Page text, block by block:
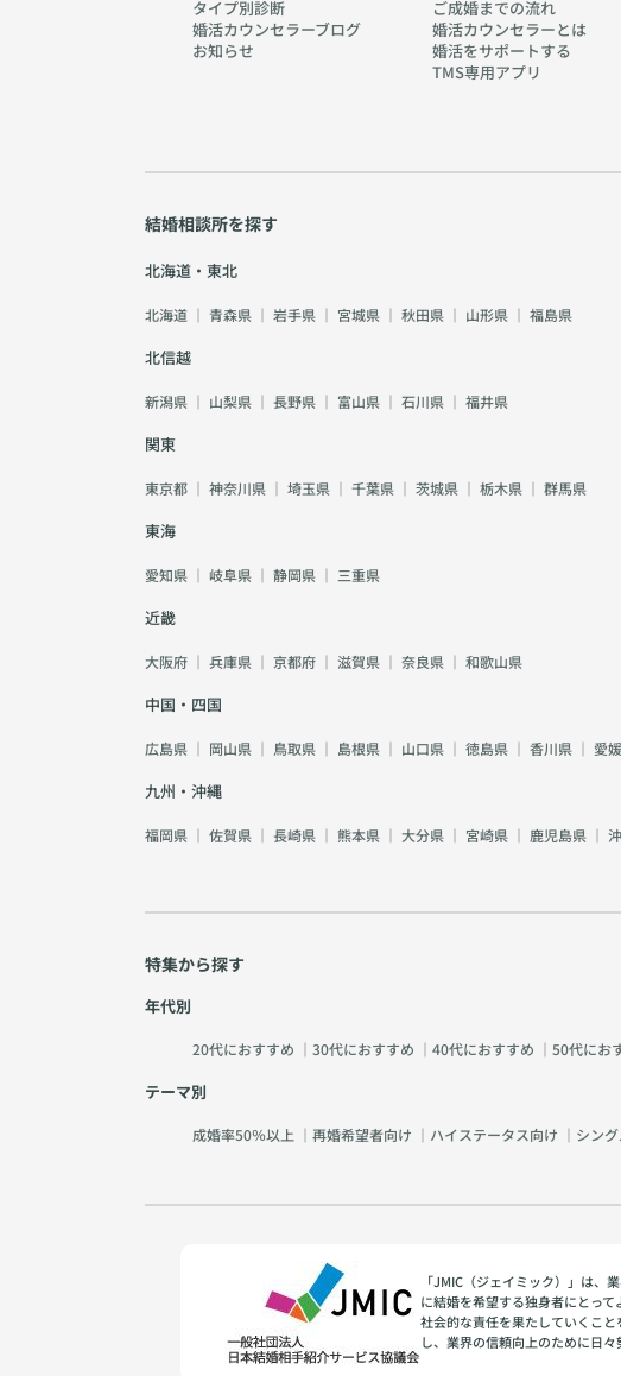
タイプ別診断
婚活カウンセラーブログ
お知らせ
ご成婚までの流れ
婚活カウンセラーとは
婚活をサポートする
TMS専用アプリ
結婚相談所を探す
北海道・東北
北海道 ｜ 青森県 ｜ 岩手県 ｜ 宮城県 ｜ 秋田県 ｜ 山形県 ｜ 福島県
北信越
新潟県 ｜ 山梨県 ｜ 長野県 ｜ 富山県 ｜ 石川県 ｜ 福井県
関東
東京都 ｜ 神奈川県 ｜ 埼玉県 ｜ 千葉県 ｜ 茨城県 ｜ 栃木県 ｜ 群馬県
東海
愛知県 ｜ 岐阜県 ｜ 静岡県 ｜ 三重県
近畿
大阪府 ｜ 兵庫県 ｜ 京都府 ｜ 滋賀県 ｜ 奈良県 ｜ 和歌山県
中国・四国
広島県 ｜ 岡山県 ｜ 鳥取県 ｜ 島根県 ｜ 山口県 ｜ 徳島県 ｜ 香川県 ｜ 愛
九州・沖縄
福岡県 ｜ 佐賀県 ｜ 長崎県 ｜ 熊本県 ｜ 大分県 ｜ 宮崎県 ｜ 鹿児島県 ｜
特集から探す
年代別
20代におすすめ ｜ 30代におすすめ ｜ 40代におすすめ ｜ 50代にお
テーマ別
成婚率50％以上 ｜ 再婚希望者向け ｜ ハイステータス向け ｜ シン
「JMIC（ジェイミック）」は、
に結婚を希望する独身者にとって
社会的な責任を果たしていくこ
し、業界の信頼向上のために日々